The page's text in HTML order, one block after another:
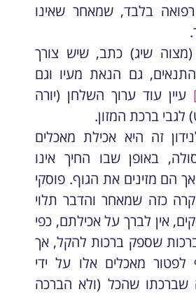
רפואה בלבד, שמאחר שאינו
(מצוה שיג) כתב, שיש צורך
התנאים, גם הנאת מעיו וגם
עיין עוד ערוך השלחן (יורה
ברכת המזון.
זה היא אכילת מאכלים
באופן שבו החיך אינו
הם מזינים את הגוף. פוסקי
כזה שמאחר והדבר תלוי
אין לברך על אכילתם, כפי
שספק ברכות להקל, אך
מאכלים אלו על ידי
שברכתו שהכל (ולא הברכה